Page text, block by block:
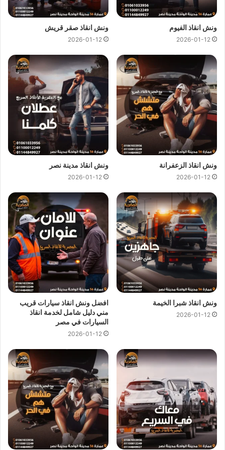
اسعارونش انقاذ المصريةتعتبر رمزية لاننا نمتلك دائماونش انقاذ
في الظاهردائما و اوناشنا قريبة منك و نقدم خدماتنا باعلي جودة و
طريق GPS لنجعلك دائما في امان تام علي الطريق.
ونش انقاذ الظاهرمنونش المصرية لانقاذ السيارات
لقد وفرنا
عليك عناء البحث عنونش انقاذ في الظاهرحيث اننا نوفر لك
خدماتانقاذ السيارات في الظاهر من خلالاوناش انقاذ سيارات
حديثة و مجهزة و مراقبة بـ GPS
لتساعدك فينقل سيارات الي
اقرب توكيل او اي وجهة اخري تريد نقل السيارة اليها.
ارخص ونش انقاذ ، اسرع ونش انقاذ ، افضل ونش انقاذ ، اقرب ونش انقاذ ،
انقاذ السيارات ، انقاذ سيارات ، اوناش انقاذ السيارات ، تليفون ونش انقاذ ،
رقم ونش ، رقم ونش أنقاذ ، رقم ونش انقاذ ، ريكفري ، سحب سيارات ، سطحة
، سطحة سيارات ، نجدة طريق ، نقل سيارات ، ونش ، ونش امان ، ونش انقاذ
سريع ، ونش انقاذ قريب ، ونش سيارات ، ونش سيارة ، ونش طريق ، ونش
عربيات ، ونش نجدة ، ونش المصرية
ونش انقاذ الفيوم
2026-01-12
ونش انقاذ صقر قريش
2026-01-12
ونش انقاذ الزعفرانة
2026-01-12
ونش انقاذ مدينة نصر
2026-01-12
ونش انقاذ شبرا الخيمة
2026-01-12
افضل ونش انقاذ سيارات قريب
مني دليل شامل لخدمة انقاذ
السيارات في مصر
2026-01-12